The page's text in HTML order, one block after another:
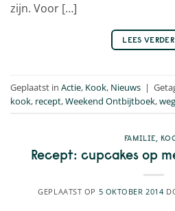
zijn. Voor […]
LEES VERDER
Geplaatst in Actie, Kook, Nieuws |
kook, recept,Weekend Ontbijtboek,
FAMILIE,
Recept: cupcakes op
GEPLAATST OP 5 OKTOBER 2014